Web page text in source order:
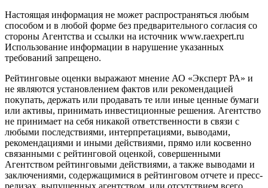
Настоящая информация не может распространяться любым
способом и в любой форме без предварительного согласия со
стороны Агентства и ссылки на источник www.raexpert.ru
Использование информации в нарушение указанных
требований запрещено.
Рейтинговые оценки выражают мнение АО «Эксперт РА» и
не являются установлением фактов или рекомендацией
покупать, держать или продавать те или иные ценные бумаги
или активы, принимать инвестиционные решения. Агентство
не принимает на себя никакой ответственности в связи с
любыми последствиями, интерпретациями, выводами,
рекомендациями и иными действиями, прямо или косвенно
связанными с рейтинговой оценкой, совершенными
Агентством рейтинговыми действиями, а также выводами и
заключениями, содержащимися в рейтинговом отчете и пресс-
релизах, выпущенных агентством, или отсутствием всего